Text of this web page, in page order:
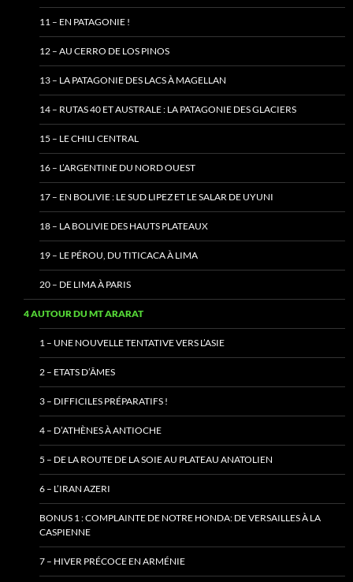
11 – EN PATAGONIE !
12 – AU CERRO DE LOS PINOS
13 – LA PATAGONIE DES LACS À MAGELLAN
14 – RUTAS 40 ET AUSTRALE : LA PATAGONIE DES GLACIERS
15 – LE CHILI CENTRAL
16 – L’ARGENTINE DU NORD OUEST
17 – EN BOLIVIE : LE SUD LIPEZ ET LE SALAR DE UYUNI
18 – LA BOLIVIE DES HAUTS PLATEAUX
19 – LE PÉROU, DU TITICACA À LIMA
20 – DE LIMA À PARIS
4 AUTOUR DU MT ARARAT
1 – UNE NOUVELLE TENTATIVE VERS L’ASIE
2 – ETATS D’ÂMES
3 – DIFFICILES PRÉPARATIFS !
4 – D’ATHÈNES À ANTIOCHE
5 – DE LA ROUTE DE LA SOIE AU PLATEAU ANATOLIEN
6 – L’IRAN AZERI
BONUS 1 : COMPLAINTE DE NOTRE HONDA: DE VERSAILLES À LA
CASPIENNE
7 – HIVER PRÉCOCE EN ARMÉNIE